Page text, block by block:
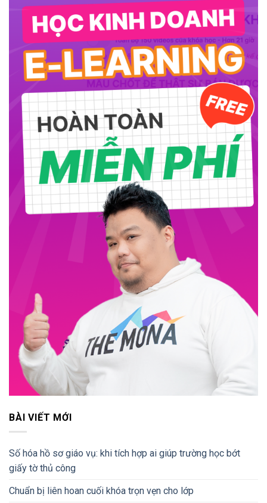
BÀI VIẾT MỚI
Số hóa hồ sơ giáo vụ: khi tích hợp ai giúp trường học bớt
giấy tờ thủ công
Chuẩn bị liên hoan cuối khóa trọn vẹn cho lớp